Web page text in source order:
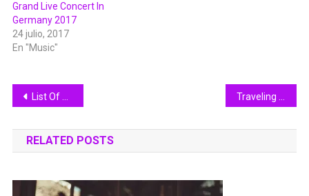
Grand Live Concert In
Germany 2017
24 julio, 2017
En "Music"
Navegación
de
entradas
List Of Best Android Mobile Traveling With Friends Is Awesome
RELATED POSTS